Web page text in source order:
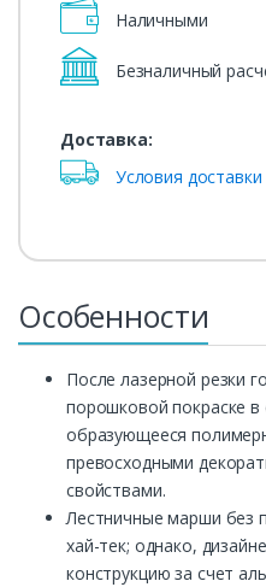
Наличными
Безналичный
Доставка:
Условия доставки
Особенности
После лазерной резки
порошковой покраске
образующееся
превосходными
свойствами.
Лестничные марши без
хай-тек; однако,
конструкцию за счет